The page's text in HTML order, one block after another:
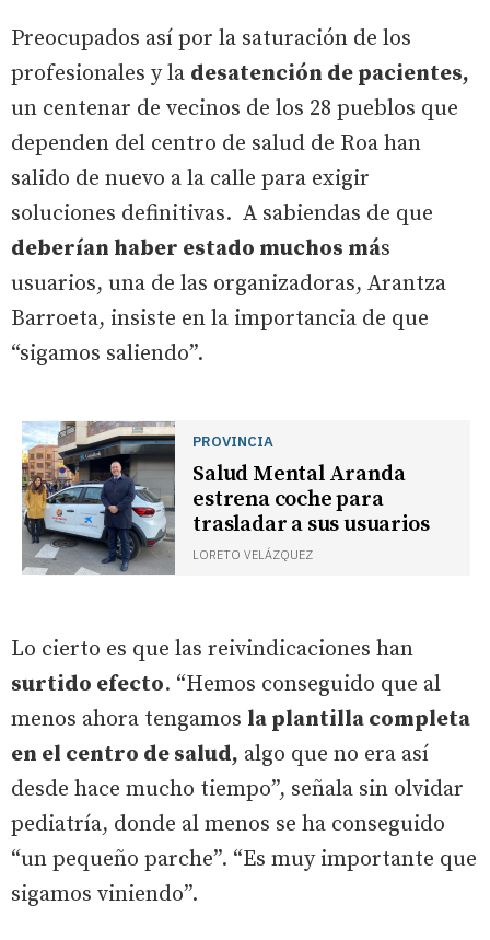
Preocupados así por la saturación de los
profesionales y la desatención de pacientes,
un centenar de vecinos de los 28 pueblos que
dependen del centro de salud de Roa han
salido de nuevo a la calle para exigir
soluciones definitivas. A sabiendas de que
deberían haber estado muchos más
usuarios, una de las organizadoras, Arantza
Barroeta, insiste en la importancia de que
“sigamos saliendo”.
PROVINCIA
Salud Mental Aranda
estrena coche para
trasladar a sus usuarios
LORETO VELÁZQUEZ
Lo cierto es que las reivindicaciones han
surtido efecto. “Hemos conseguido que al
menos ahora tengamos la plantilla completa
en el centro de salud, algo que no era así
desde hace mucho tiempo”, señala sin olvidar
pediatría, donde al menos se ha conseguido
“un pequeño parche”. “Es muy importante que
sigamos viniendo”.